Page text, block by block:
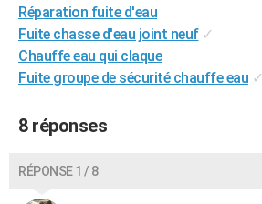
GUIDES D'ACHAT
BONS PLANS
CARTE DE VOEUX
Carte de Noël
Carte Bonne année
Carte Saint-Valentin
Carte Pâques
Carte d'anniversaire
DICTIONNAIRE
Réparation fuite d'eau
Fuite chasse d'eau joint neuf ✓
Chauffe eau qui claque
Fuite groupe de sécurité chauffe eau ✓
8 réponses
RÉPONSE 1 / 8